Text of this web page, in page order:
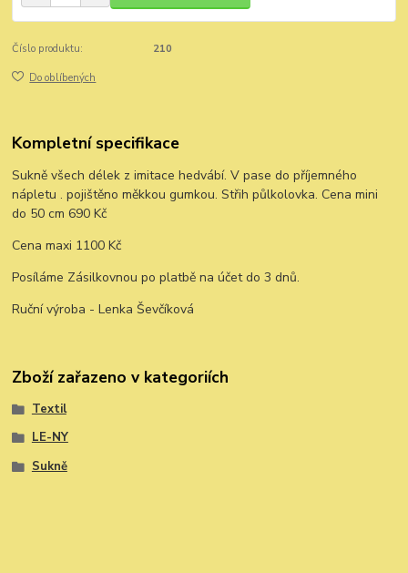
Číslo produktu: 210
Do oblíbených
Kompletní specifikace
Sukně všech délek z imitace hedvábí. V pase do příjemného
nápletu . pojištěno měkkou gumkou. Střih půlkolovka. Cena mini
do 50 cm 690 Kč
Cena maxi 1100 Kč
Posíláme Zásilkovnou po platbě na účet do 3 dnů.
Ruční výroba - Lenka Ševčíková
Zboží zařazeno v kategoriích
Textil
LE-NY
Sukně